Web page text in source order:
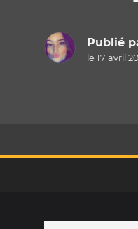
Publié
le 17 avril